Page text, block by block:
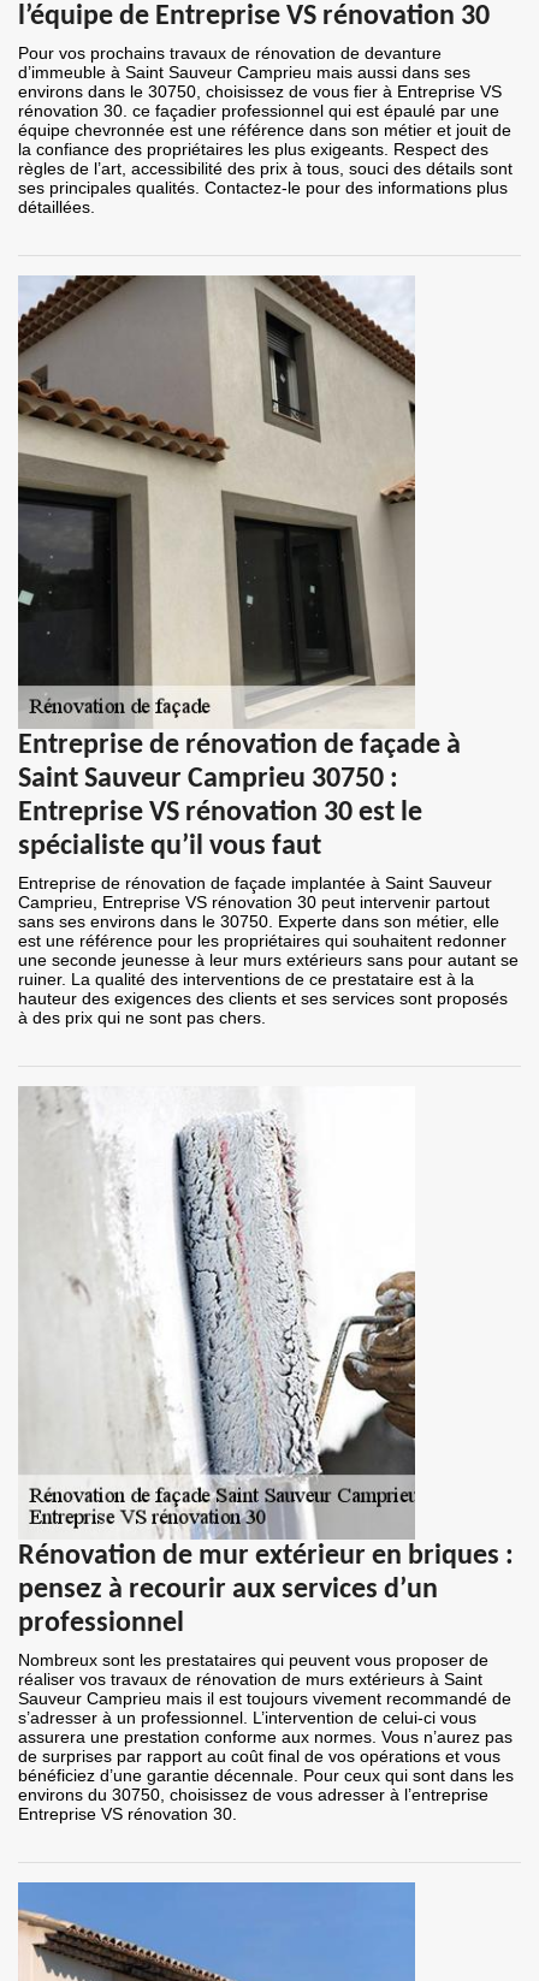
l’équipe de Entreprise VS rénovation 30
Pour vos prochains travaux de rénovation de devanture
d’immeuble à Saint Sauveur Camprieu mais aussi dans ses
environs dans le 30750, choisissez de vous fier à Entreprise VS
rénovation 30. ce façadier professionnel qui est épaulé par une
équipe chevronnée est une référence dans son métier et jouit de
la confiance des propriétaires les plus exigeants. Respect des
règles de l’art, accessibilité des prix à tous, souci des détails sont
ses principales qualités. Contactez-le pour des informations plus
détaillées.
Entreprise de rénovation de façade à
Saint Sauveur Camprieu 30750 :
Entreprise VS rénovation 30 est le
spécialiste qu’il vous faut
Entreprise de rénovation de façade implantée à Saint Sauveur
Camprieu, Entreprise VS rénovation 30 peut intervenir partout
sans ses environs dans le 30750. Experte dans son métier, elle
est une référence pour les propriétaires qui souhaitent redonner
une seconde jeunesse à leur murs extérieurs sans pour autant se
ruiner. La qualité des interventions de ce prestataire est à la
hauteur des exigences des clients et ses services sont proposés
à des prix qui ne sont pas chers.
Rénovation de mur extérieur en briques :
pensez à recourir aux services d’un
professionnel
Nombreux sont les prestataires qui peuvent vous proposer de
réaliser vos travaux de rénovation de murs extérieurs à Saint
Sauveur Camprieu mais il est toujours vivement recommandé de
s’adresser à un professionnel. L’intervention de celui-ci vous
assurera une prestation conforme aux normes. Vous n’aurez pas
de surprises par rapport au coût final de vos opérations et vous
bénéficiez d’une garantie décennale. Pour ceux qui sont dans les
environs du 30750, choisissez de vous adresser à l’entreprise
Entreprise VS rénovation 30.